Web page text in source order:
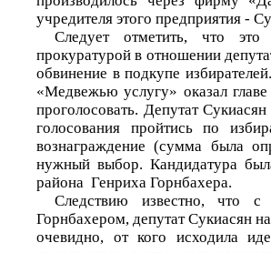
учредителя этого предприятия -
Следует отметить, что это
прокуратурой в отношении
обвинение в подкупе
«Медвежью услугу» оказал
проголосовать. Депутат
голосования пройтись по
вознаграждение (сумма была
нужный выбор. Кандидатура
района Генриха Горнбахера.
Следствию известно, что
Горнбахером, депутат Сукиасян
очевидно, от кого исходила